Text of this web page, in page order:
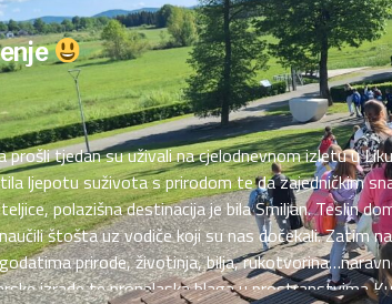
prošli tjedan su uživali na cjelodnevnom izletu u
ljepotu suživota s prirodom te da zajedničkim
polazišna destinacija je bila Smiljan. Teslin
štošta uz vodiče koji su nas dočekali. Zatim
prirode, životinja, bilja,
izrade te pronalaska blaga u prostranstvima